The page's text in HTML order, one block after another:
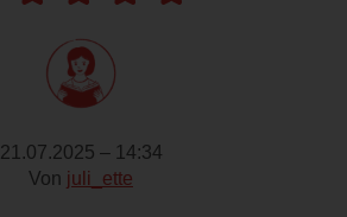
21.07.2025 – 14:34
Von juli_ette